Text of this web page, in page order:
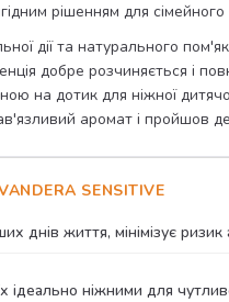
рішенням для
дії та натурального
добре розчиняється і
дотик для ніжної
аромат і пройшов
SENSITIVE
днів життя, мінімізує ризик
ніжними для